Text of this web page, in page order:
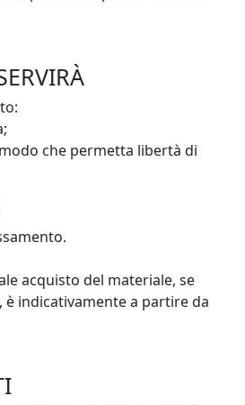
che permetta libertà di
acquisto del materiale, se
è indicativamente a partire da